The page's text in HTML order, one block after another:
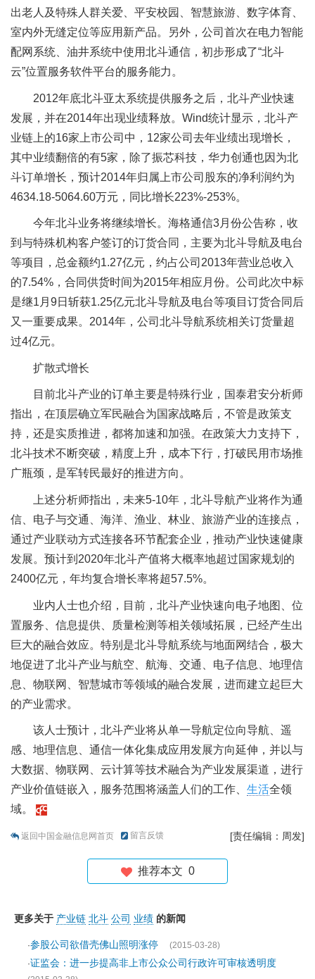
出老人及特殊人群关爱、平安校园、智慧旅游、数字体育、
室内外无缝定位等应用新产品。另外，公司首次在电力智能
配网系统、油井系统中使用北斗通信，初步形成了“北斗
云”位置服务软件平台的服务能力。
2012年底北斗亚太系统提供服务之后，北斗产业快速
发展，并在2014年出现业绩释放。Wind统计显示，北斗产
业链上的16家上市公司中，12家公司去年业绩出现增长，
其中业绩翻倍的有5家，除了振芯科技，华力创通也因为北
斗订单增长，预计2014年归属上市公司股东的净利润约为
4634.18-5064.60万元，同比增长223%-253%。
今年北斗业务将继续增长。海格通信3月份公告称，收
到与特殊机构客户签订的订货合同，主要为北斗导航及电台
等项目，总金额约1.27亿元，约占公司2013年营业总收入
的7.54%，合同供货时间为2015年相应月份。公司此次中标
是继1月9日斩获1.25亿元北斗导航及电台等项目订货合同后
又一重要成果。2014年，公司北斗导航系统相关订货量超
过4亿元。
扩散式增长
目前北斗产业的订单主要是特殊行业，国泰君安分析师
指出，在顶层确立军民融合为国家战略后，不管是政策支
持，还是实质推进，都将加速和加强。在政策大力支持下，
北斗技术不断突破，精度上升，成本下行，打破民用市场推
广瓶颈，是军转民最好的推进方向。
上述分析师指出，未来5-10年，北斗导航产业将作为通
信、电子与交通、海洋、渔业、林业、旅游产业的连接点，
通过产业联动方式连接各环节配套企业，推动产业快速健康
发展。预计到2020年北斗产值将大概率地超过国家规划的
2400亿元，年均复合增长率将超57.5%。
业内人士也介绍，目前，北斗产业快速向电子地图、位
置服务、信息提供、质量检测等相关领域拓展，已经产生出
巨大的融合效应。特别是北斗导航系统与地面网结合，极大
地促进了北斗产业与航空、航海、交通、电子信息、地理信
息、物联网、智慧城市等领域的融合发展，进而建立起巨大
的产业需求。
该人士预计，北斗产业将从单一导航定位向导航、遥
感、地理信息、通信一体化集成应用发展方向延伸，并以与
大数据、物联网、云计算等技术融合为产业发展渠道，进行
产业价值链嵌入，服务范围将涵盖人们的工作、 生活全领
域。
返回中国金融信息网首页 留言反馈 [责任编辑：周发]
推荐本文 0
更多关于 产业链 北斗 公司 业绩 的新闻
·参股公司欲借壳佛山照明涨停
(2015-03-28)
·证监会：进一步提高非上市公众公司行政许可审核透明度